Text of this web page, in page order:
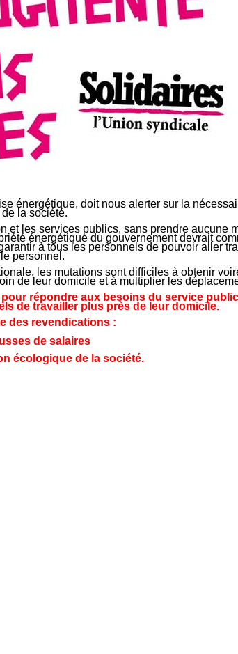
énergétique, doit nous alerter sur la
la société.
et les services publics, sans prendre aucune
énergétique du gouvernement devrait
à tous les personnels de pouvoir aller
personnel.
les mutations sont difficiles à obtenir
de leur domicile et à multiplier les
répondre aux besoins du service
de travailler plus près de leur domicile.
des revendications :
de salaires
écologique de la société.